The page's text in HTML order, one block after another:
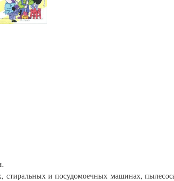
стиральных и посудомоечных машинах,